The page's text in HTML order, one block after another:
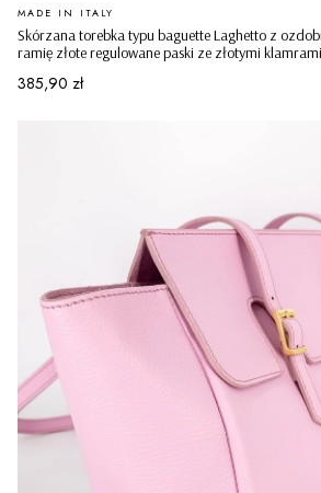
Skórzana torebka typu baguette Laghetto z
ramię złote regulowane paski ze złotymi
PRODUCENT
MADE IN ITALY
Cena
385,90 zł